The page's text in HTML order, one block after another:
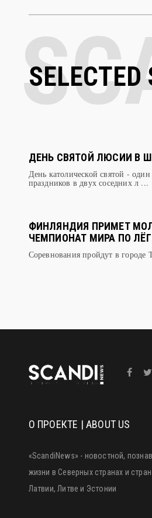
SELECTED
ДЕНЬ СВЯТОЙ ЛЮСИИ В
День католической святой -
праздников в двух соседних л ...
ФИНЛЯНДИЯ ПРИМЕТ
ЧЕМПИОНАТ МИРА ПО
Соревнования пройдут в городе
О ПРОЕКТЕ | ABOUT US
«ScandiNews» - новостной,
жизни в Северных странах и
Латвии, Литве и Эстонии